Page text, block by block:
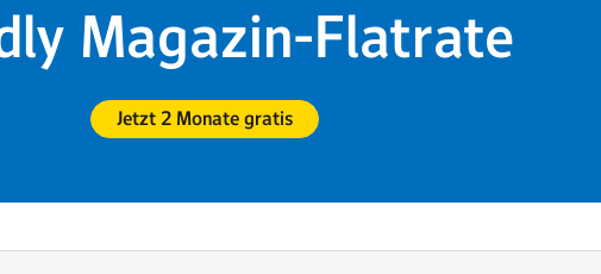
Magazin-Flatrate
Jetzt 2 Monate gratis